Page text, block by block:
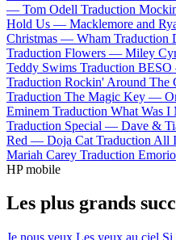
— Tom Odell Traduction
Hold Us — Macklemore and
Christmas — Wham Traduction
Traduction Flowers — Miley
Teddy Swims Traduction
Traduction Rockin' Around The
Traduction The Magic Key —
Eminem Traduction What Was
Traduction Special — Dave &
Red — Doja Cat Traduction All
Mariah Carey Traduction
HP mobile
Les plus grands